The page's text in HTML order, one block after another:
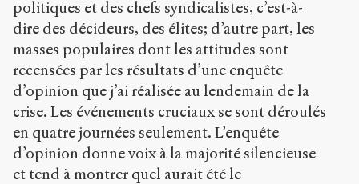
politiques et des chefs syndicalistes, c’est-à-
dire des décideurs, des élites; d’autre part, les
masses populaires dont les attitudes sont
recensées par les résultats d’une enquête
d’opinion que j’ai réalisée au lendemain de la
crise. Les événements cruciaux se sont déroulés
en quatre journées seulement. L’enquête
d’opinion donne voix à la majorité silencieuse
et tend à montrer quel aurait été le